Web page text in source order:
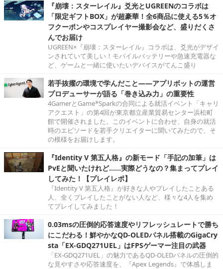
『崩壊：スターレイル』爻光とUGREENのコラボは
「限定ギフトBOX」が超豪華！全6商品に使える5％オ
フクーポンやコスプレイヤー撮影会など、盛りだくさ
んでお届け
UGREEN×『崩壊：スターレイル』コラボは、爻光がデザイ
ンされていて美しい！モバイルバッテリーや急速充電器な
ど、ゲームと一緒に使いたいデバイスがてんこ盛り
若手抜擢の環境で学んだこと――アプリボットの運営
プロデューサーが語る「巻き込み力」の重要性
4GamerとGame*Sparkの合同による就活イベント「キャリ
アクエスト」の第4回が東京都立産業貿易センター浜松町
館で開催されました。このイベントに合わせ、自身の就活
時のエピソードを若手クリエイターに聞いてみたので、そ
の模様をお届けします。
『Identity V 第五人格』の新モード「手記の加筆」は
PvEと聞いたけれど……実際どうなの？集まってプレイ
してみた！【プレイレポ】
『Identity V 第五人格』が好きな人やプレイしたことある
人、全くプレイしたことがない人など、様々な4人を集め
てプレイしてみました！
0.03msの圧倒的応答速度やリフレッシュレートで勝ち
にこだわる！鮮やかなQD-OLEDパネル搭載のGigaCry
sta「EX-GDQ271UEL」はFPSゲーマー注目の武器
「EX-GDQ271UEL」の魅力であるQD-OLEDパネルの圧倒的
な見やすさや応答速度を、『Apex Legends』で体感しま